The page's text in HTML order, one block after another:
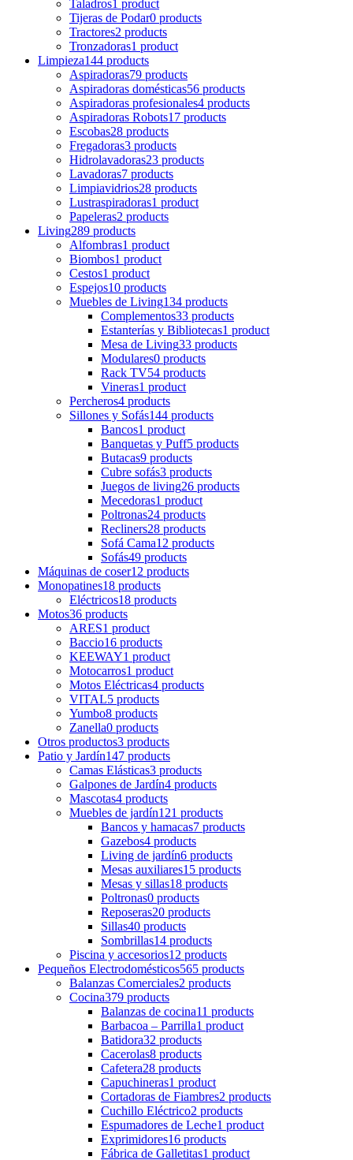
Taladros1 product
Tijeras de Podar0 products
Tractores2 products
Tronzadoras1 product
Limpieza144 products
Aspiradoras79 products
Aspiradoras domésticas56 products
Aspiradoras profesionales4 products
Aspiradoras Robots17 products
Escobas28 products
Fregadoras3 products
Hidrolavadoras23 products
Lavadoras7 products
Limpiavidrios28 products
Lustraspiradoras1 product
Papeleras2 products
Living289 products
Alfombras1 product
Biombos1 product
Cestos1 product
Espejos10 products
Muebles de Living134 products
Complementos33 products
Estanterías y Bibliotecas1 product
Mesa de Living33 products
Modulares0 products
Rack TV54 products
Vineras1 product
Percheros4 products
Sillones y Sofás144 products
Bancos1 product
Banquetas y Puff5 products
Butacas9 products
Cubre sofás3 products
Juegos de living26 products
Mecedoras1 product
Poltronas24 products
Recliners28 products
Sofá Cama12 products
Sofás49 products
Máquinas de coser12 products
Monopatines18 products
Eléctricos18 products
Motos36 products
ARES1 product
Baccio16 products
KEEWAY1 product
Motocarros1 product
Motos Eléctricas4 products
VITAL5 products
Yumbo8 products
Zanella0 products
Otros productos3 products
Patio y Jardín147 products
Camas Elásticas3 products
Galpones de Jardín4 products
Mascotas4 products
Muebles de jardín121 products
Bancos y hamacas7 products
Gazebos4 products
Living de jardín6 products
Mesas auxiliares15 products
Mesas y sillas18 products
Poltronas0 products
Reposeras20 products
Sillas40 products
Sombrillas14 products
Piscina y accesorios12 products
Pequeños Electrodomésticos565 products
Balanzas Comerciales2 products
Cocina379 products
Balanzas de cocina11 products
Barbacoa – Parrilla1 product
Batidora32 products
Cacerolas8 products
Cafetera28 products
Capuchineras1 product
Cortadoras de Fiambres2 products
Cuchillo Eléctrico2 products
Espumadores de Leche1 product
Exprimidores16 products
Fábrica de Galletitas1 product